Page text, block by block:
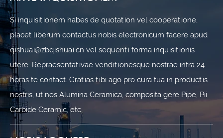
Si inquisitionem habes de quotation vel cooperatione,
placet liberum contactus nobis electronicum facere apud
qishuai@zbqishuai.cn vel sequenti forma inquisitionis
utere. Repraesentativae venditionesque nostrae intra 24
horas te contact. Gratias tibi ago pro cura tua in productis
nostris, ut nos Alumina Ceramica, composita gere Pipe, Pii
Carbide Ceramic, etc.